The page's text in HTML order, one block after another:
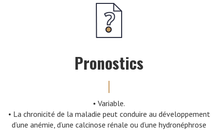
Pronostics
• Variable.
• La chronicité de la maladie peut conduire au développement
d’une anémie, d’une calcinose rénale ou d’une hydronéphrose